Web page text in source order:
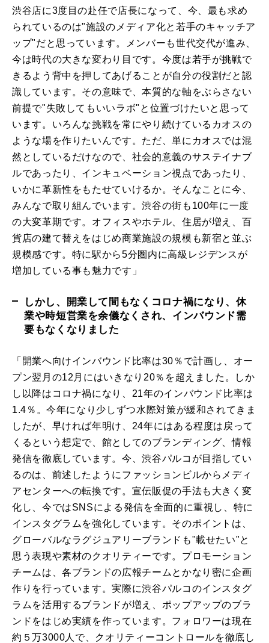
渋谷店に3度目の赴任で店長になって、今、最も求め
られているのは"施設のメディア化と若手のキャッチア
ップ"だと思っています。メンバーも世代交代が進み、
今は時代の大きな変わり目です。今度は若手が挑戦で
きるよう背中を押してあげることが自分の役割だと認
識しています。その意味で、本質的な軸をぶらさない
前提で"失敗してもいいラボ"と位置づけたいと思って
います。いろんな挑戦を常にやり続けているカオスの
ような場を作りたいんです。ただ、単にカオスでは混
然としているだけなので、社会的意義のサステイナブ
ルであったり、インキュベーション視点であったり、
いかに革新性をもたせていけるか。そんなことに今、
みんなで取り組んでいます。渋谷の街も100年に一度
の大変革期です。オフィスやホテル、住居が増え、百
貨店の建て替えをはじめ商業施設の規模も新宿と並ぶ
規模感です。特に駅から5分圏内に高級レジデンスが
増加している事も魅力です」
しかし、開業して間もなくコロナ禍になり、休
業や時短営業を余儀なくされ、インバウンド需
要もなくなりました
「開業へ向けインバウンド比率は30％で計画し、オー
プン翌月の12月にはいきなり20％を超えました。しか
し以降はコロナ禍になり、21年のインバウンド比率は
1.4％。今年になり少しずつ水際対策が緩和されてきま
したが、早ければ年明け、24年にはある程度は戻って
くるという想定で、館としてのブランディング、情報
発信を徹底しています。今、渋谷パルコが目指してい
るのは、前述したようにファッションビルからメディ
アセンターへの転換です。宣伝販促の手法も大きく変
化し、今ではSNSによる発信を全面的に重視し、特に
インスタグラムを強化しています。そのポイントは、
グローバルなラグジュアリーブランドも"載せたい"と
思う表現や素材のクオリティーです。プロモーション
チームは、各ブランドの広報チームとかなり密に企画
作りを行っています。実際に渋谷パルコのインスタグ
ラムを活用するブランドが増え、ポップアップのブラ
ンドをはじめ実績を作っています。フォロワーは現在
約５万3000人で、クオリティーコントロールを徹底し